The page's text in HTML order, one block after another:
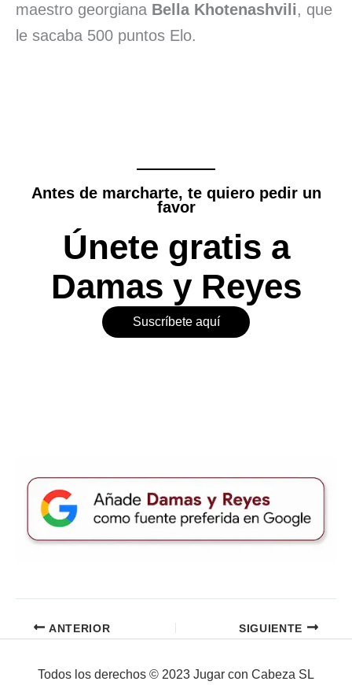
maestro georgiana Bella Khotenashvili, que
le sacaba 500 puntos Elo.
Antes de marcharte, te quiero pedir un
favor
Únete gratis a
Damas y Reyes
Suscríbete aquí
ANTERIOR SIGUIENTE
Todos los derechos © 2023 Jugar con Cabeza SL